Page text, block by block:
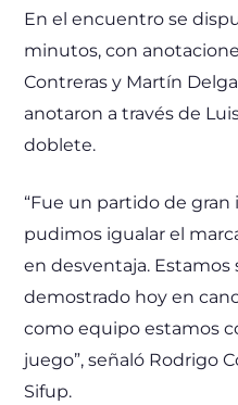
En el encuentro se
minutos, con
Contreras y Martín
anotaron a través de
doblete.
“Fue un partido de
pudimos igualar el
en desventaja. Estamos
demostrado hoy en
como equipo estamos
juego”, señaló Rodrigo
Sifup.